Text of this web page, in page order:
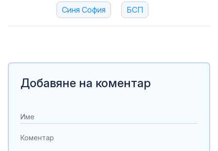
Синя София БСП
Добавяне на коментар